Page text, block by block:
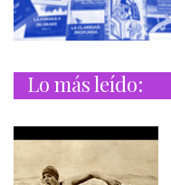
Lo más leído: